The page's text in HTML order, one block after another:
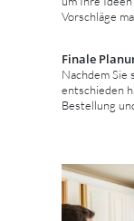
Vorschläge
Finale
Nachdem
entschieden
Bestellung